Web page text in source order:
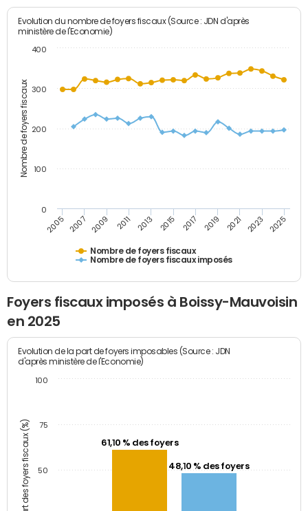
Nombre de foyers fiscaux
Evolution du nombre de foyers fiscaux (Source : JDN d'après
ministère de l'Economie)
Nombre de foyers fiscaux
Nombre de foyers fiscaux imposés
2005 2007 2009 2011 2013 2015 2017 2019 2021 2023 2025
0
100
200
300
400
Foyers fiscaux imposés à Boissy-Mauvoisin
en 2025
Part des foyers fiscaux (%)
Evolution de la part de foyers imposables (Source : JDN
d'après ministère de l'Economie)
61,10 % des foyers
48,10 % des foyers
50
75
100